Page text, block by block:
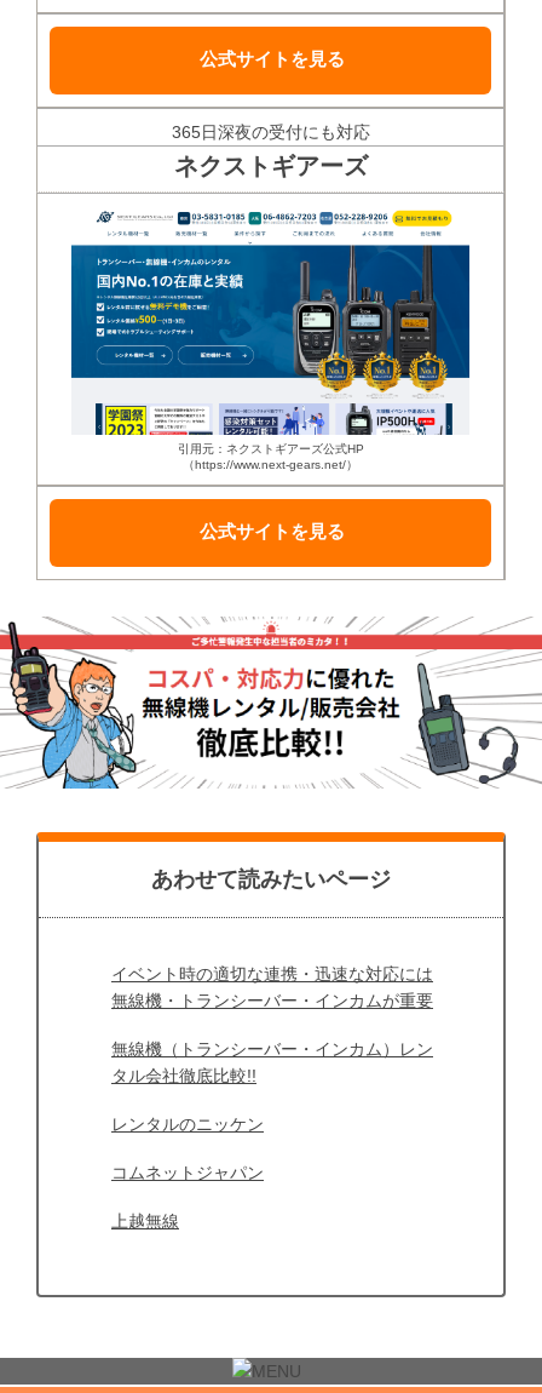
公式サイトを見る
365日深夜の受付にも対応
ネクストギアーズ
引用元：ネクストギアーズ公式HP
（https://www.next-gears.net/）
公式サイトを見る
あわせて読みたいページ
イベント時の適切な連携・迅速な対応には
無線機・トランシーバー・インカムが重要
無線機（トランシーバー・インカム）レン
タル会社徹底比較!!
レンタルのニッケン
コムネットジャパン
上越無線